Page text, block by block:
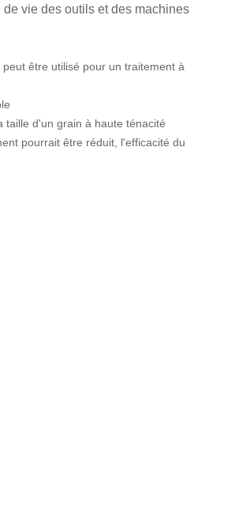
vie des outils et des machines
être utilisé pour un traitement à
taille d'un grain à haute ténacité
pourrait être réduit, l'efficacité du